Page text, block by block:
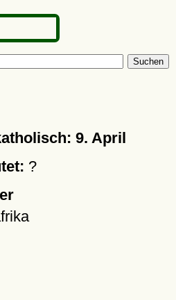
Suchen
9. April
?